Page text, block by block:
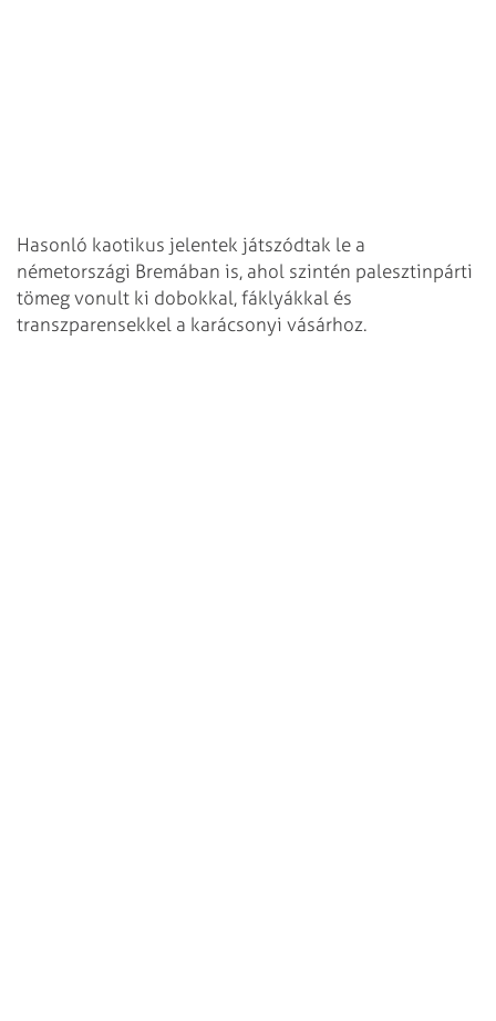
Hasonló kaotikus jelentek játszódtak le a
németországi Bremában is, ahol szintén palesztinpárti
tömeg vonult ki dobokkal, fáklyákkal és
transzparensekkel a karácsonyi vásárhoz.